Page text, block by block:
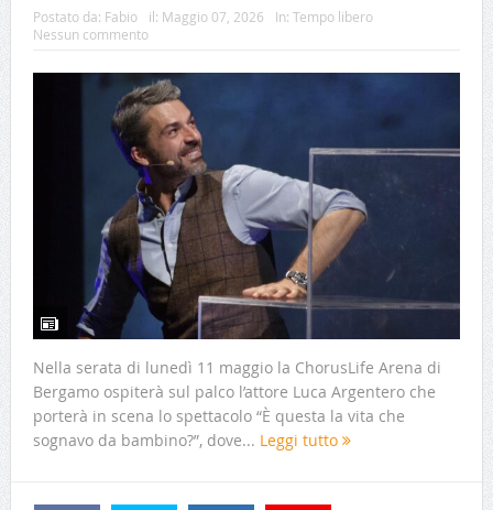
Postato da: Fabio il: Maggio 07, 2026 In: Tempo libero
Nessun commento
Nella serata di lunedì 11 maggio la ChorusLife Arena di
Bergamo ospiterà sul palco l’attore Luca Argentero che
porterà in scena lo spettacolo “È questa la vita che
sognavo da bambino?”, dove... Leggi tutto